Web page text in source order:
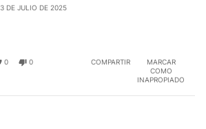
3 DE JULIO DE 2025
0 0 COMPARTIR
MARCAR
COMO
INAPROPIADO